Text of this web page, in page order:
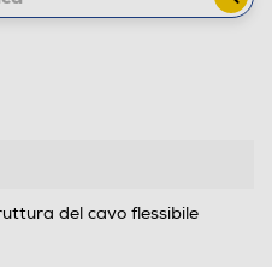
del cavo flessibile